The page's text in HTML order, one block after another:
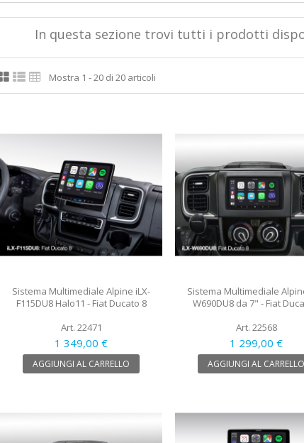
In questa sezione trovi tutti i prodotti
Mostra 1 - 20 di 20 articoli
Sistema Multimediale Alpine iLX-
F115DU8 Halo11 - Fiat Ducato 8
Art. 22471
1 349,00 €
AGGIUNGI AL CARRELLO
Sistema Multimediale
W690DU8 da 7" - Fiat
Art. 22568
1 299,00 €
AGGIUNGI AL CARRELLO